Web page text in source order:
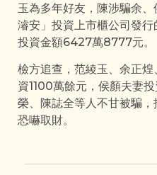
玉為多年好友，陳涉騙余
濬安」投資上市櫃公司發
投資金額6427萬8777元。
檢方追查，范綾玉、余正
資1100萬餘元，侯顏夫妻
榮、陳誌全等人不甘被騙
恐嚇取財。